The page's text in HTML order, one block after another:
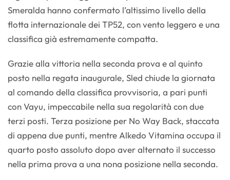
Smeralda hanno confermato l’altissimo livello della
flotta internazionale dei TP52, con vento leggero e una
classifica già estremamente compatta.
Grazie alla vittoria nella seconda prova e al quinto
posto nella regata inaugurale, Sled chiude la giornata
al comando della classifica provvisoria, a pari punti
con Vayu, impeccabile nella sua regolarità con due
terzi posti. Terza posizione per No Way Back, staccata
di appena due punti, mentre Alkedo Vitamina occupa il
quarto posto assoluto dopo aver alternato il successo
nella prima prova a una nona posizione nella seconda.